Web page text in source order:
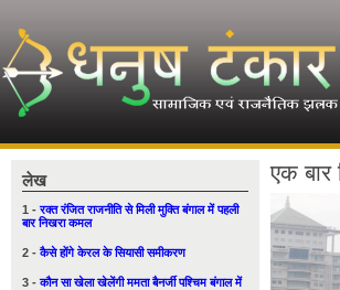
लेख
1 -रक्त रंजित राजनीति से मिली मुक्ति बंगाल में पहली
बार निखरा कमल
2 -कैसे होंगे केरल के सियासी समीकरण
3 -कौन सा खेला खेलेंगी ममता बैनर्जी पश्चिम बंगाल में
एक बार